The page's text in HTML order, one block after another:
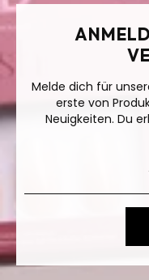
Melde dich für
erste von
Neuigkeiten. Du